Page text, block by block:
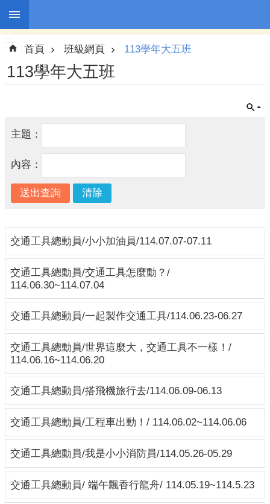
跳到主要內容區塊
進
階
尋
園
訊
幼
園
介
紹
新
生
入
園
息
教
保
內
容
劃
班
級
網
:::
首頁 班級網頁 113學年大五班
113學年大五班
主題：
內容：
交通工具總動員/小小加油員/114.07.07-07.11
交通工具總動員/交通工具怎麼動？/
114.06.30~114.07.04
交通工具總動員/一起製作交通工具/114.06.23-06.27
交通工具總動員/世界這麼大，交通工具不一樣！/
114.06.16~114.06.20
交通工具總動員/搭飛機旅行去/114.06.09-06.13
交通工具總動員/工程車出動！/ 114.06.02~114.06.06
交通工具總動員/我是小小消防員/114.05.26-05.29
交通工具總動員/ 端午飄香行龍舟/ 114.05.19~114.5.23